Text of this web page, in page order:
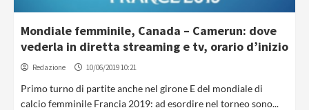
Mondiale femminile, Canada – Camerun: dove
vederla in diretta streaming e tv, orario d’inizio
Redazione 10/06/2019 10:21
Primo turno di partite anche nel girone E del mondiale di
calcio femminile Francia 2019: ad esordire nel torneo sono...